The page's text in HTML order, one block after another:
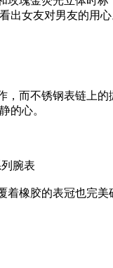
出女友对男友的用心
而不锈钢表链上的
的心。
腕表
橡胶的表冠也完美